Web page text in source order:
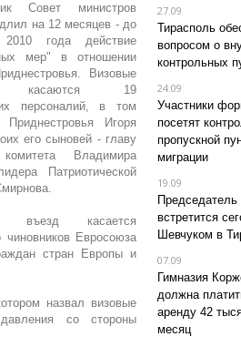
Совет министров
на 12 месяцев - до
года действие
мер" в отношении
Визовые
касаются 19
персоналий, в том
Игоря
его сыновей - главу
Владимира
Патриотической
въезд касается
чиновников Евросоюза
стран Европы и
назвал визовые
со стороны
27.09
Тирасполь
вопросом о
контрольных
24.09
Участники
посетят
пропускной
миграции
19.09
встретится
Шевчуком в
07.09
Гимназия
должна
аренду 42
месяц